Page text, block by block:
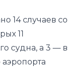
14 случаев со
11
судна, а 3 — в